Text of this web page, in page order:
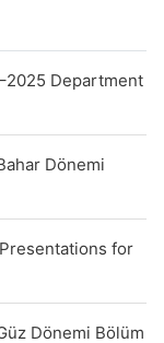
Department
Dönemi
for
Dönemi Bölüm